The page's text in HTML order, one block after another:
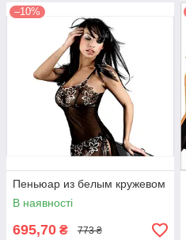
–10%
Пеньюар из белым кружевом
В наявності
695,70 ₴ 773 ₴